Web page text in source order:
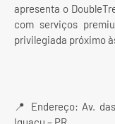
apresenta o
com serviços
privilegiada próximo
📍 Endereço: Av.